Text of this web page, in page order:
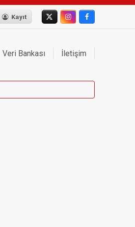
Kayıt
Veri Bankası İletişim